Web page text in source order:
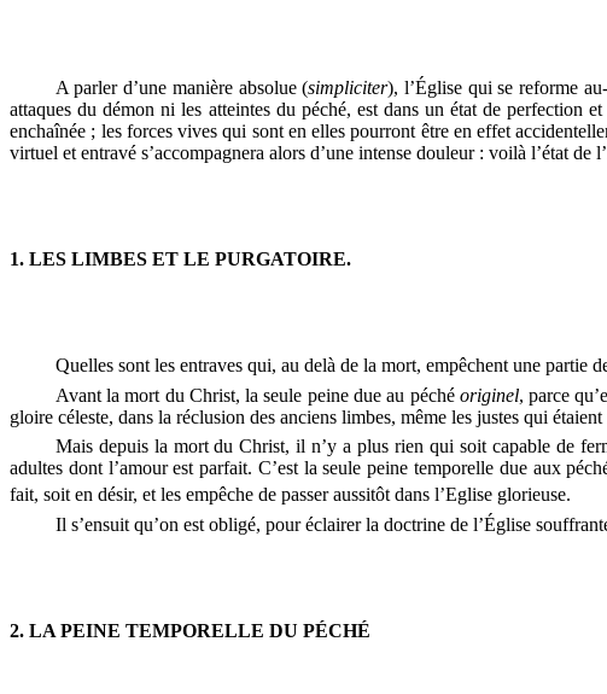
A parler d’une manière absolue(simpliciter), l’Église qui se reforme
attaques du démon ni les atteintes du péché, est dans un état de perfection
enchaînée ; les forces vives qui sont en elles pourront être en effet
virtuel et entravé s’accompagnera alors d’une intense douleur : voilà l’état de
1. LES LIMBES ET LE PURGATOIRE.
Quelles sont les entraves qui, au delà de la mort, empêchent une partie
Avant la mort du Christ, la seule peine due au péché originel, parce
gloire céleste, dans la réclusion des anciens limbes, même les justes qui
Mais depuis la mort du Christ, il n’y a plus rien qui soit capable de
adultes dont l’amour est parfait. C’est la seule peine temporelle due aux
fait, soit en désir, et les empêche de passer aussitôt dans l’Eglise glorieuse.
Il s’ensuit qu’on est obligé, pour éclairer la doctrine de l’Église
2. LA PEINE TEMPORELLE DU PÉCHÉ